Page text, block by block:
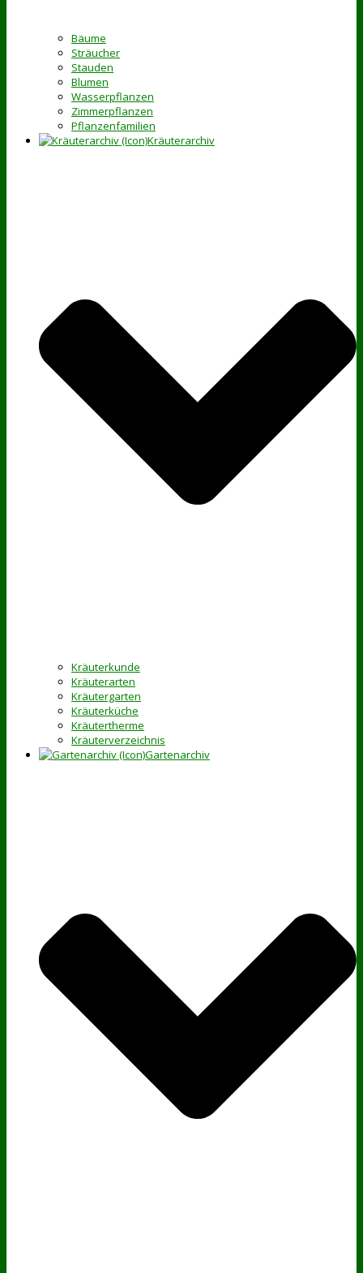
Bäume
Sträucher
Stauden
Blumen
Wasserpflanzen
Zimmerpflanzen
Pflanzenfamilien
Kräuterarchiv
Kräuterkunde
Kräuterarten
Kräutergarten
Kräuterküche
Kräutertherme
Kräuterverzeichnis
Gartenarchiv